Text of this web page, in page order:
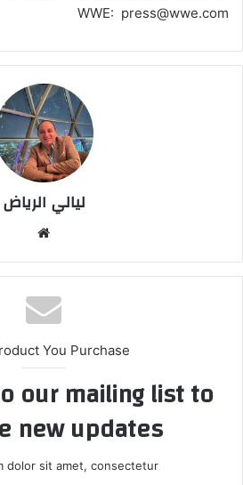
WWE: press@wwe.com
ليالي الرياض
الوي
ب
You Purchase
our mailing list to
new updates!
dolor sit amet, consectetur.